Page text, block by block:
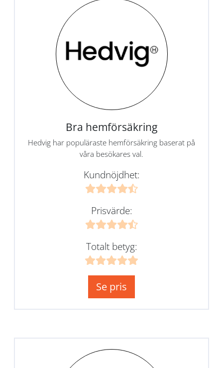
Bra hemförsäkring
Hedvig har populäraste hemförsäkring baserat på
våra besökares val.
Kundnöjdhet:
Prisvärde:
Totalt betyg:
Se pris